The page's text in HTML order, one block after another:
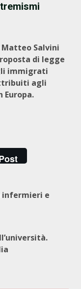
Matteo Salvini
di legge
immigrati
agli
e